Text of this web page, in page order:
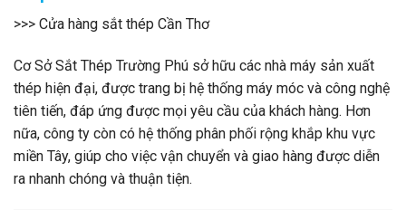
>>> Cửa hàng sắt thép Cần Thơ
Cơ Sở Sắt Thép Trường Phú sở hữu các nhà máy sản xuất
thép hiện đại, được trang bị hệ thống máy móc và công nghệ
tiên tiến, đáp ứng được mọi yêu cầu của khách hàng. Hơn
nữa, công ty còn có hệ thống phân phối rộng khắp khu vực
miền Tây, giúp cho việc vận chuyển và giao hàng được diễn
ra nhanh chóng và thuận tiện.